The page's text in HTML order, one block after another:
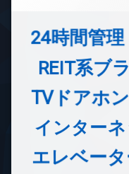
24時間管理
REIT系ブ
TVドアホン
インター
エレベー